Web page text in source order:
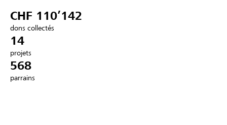
Se connecter
CHF 110’142
dons collectés
14
projets
568
parrains